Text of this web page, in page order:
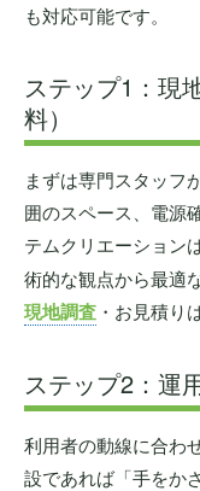
も対応可能です。
ステップ1：現
料）
まずは専門スタッフ
囲のスペース、電源
テムクリエーション
術的な観点から最適
現地調査 ・お見積り
ステップ2：運
利用者の動線に合わ
設であれば「手をか